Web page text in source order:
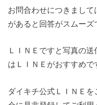
お問合わせにつきまし
があると回答がスムーズ
ＬＩＮＥですと写真の
はＬＩＮＥがおすすめで
ダイキチ公式ＬＩＮＥ